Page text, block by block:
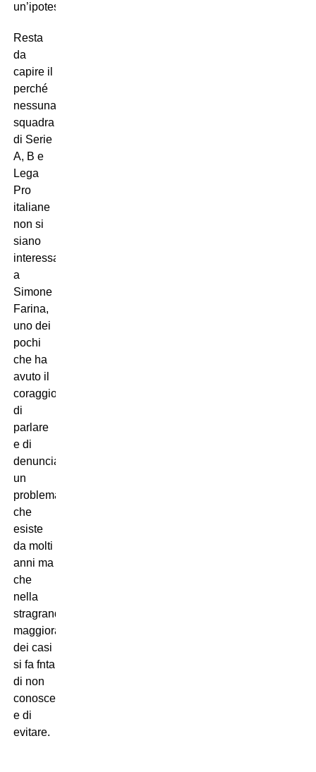
un’ipotesi.
Resta
da
capire il
perché
nessuna
squadra
di Serie
A, B e
Lega
Pro
italiane
non si
siano
interessate
a
Simone
Farina,
uno dei
pochi
che ha
avuto il
coraggio
di
parlare
e di
denunciare
un
problema
che
esiste
da molti
anni ma
che
nella
stragrande
maggioranza
dei casi
si fa fnta
di non
conoscere
e di
evitare.